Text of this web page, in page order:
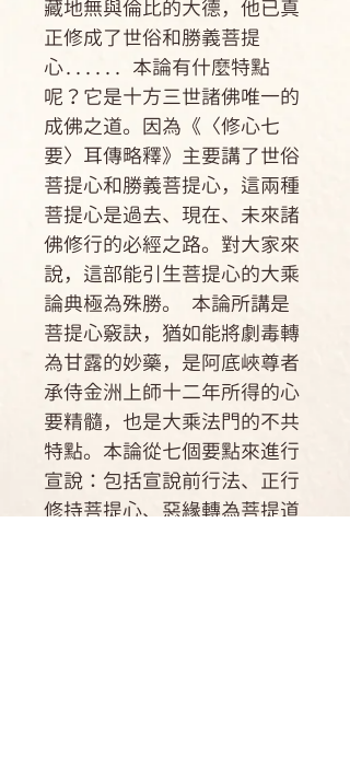
藏地無與倫比的大德，他已真
正修成了世俗和勝義菩提
心...... 本論有什麼特點
呢？它是十方三世諸佛唯一的
成佛之道。因為《〈修心七
要〉耳傳略釋》主要講了世俗
菩提心和勝義菩提心，這兩種
菩提心是過去、現在、未來諸
佛修行的必經之路。對大家來
說，這部能引生菩提心的大乘
論典極為殊勝。 本論所講是
菩提心竅訣，猶如能將劇毒轉
為甘露的妙藥，是阿底峽尊者
承侍金洲上師十二年所得的心
要精髓，也是大乘法門的不共
特點。本論從七個要點來進行
宣說：包括宣說前行法、正行
修持菩提心、惡緣轉為菩提道